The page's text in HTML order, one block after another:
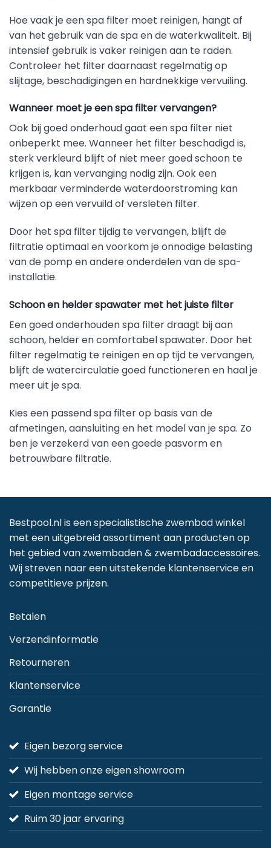
Hoe vaak je een spa filter moet reinigen, hangt af
van het gebruik van de spa en de waterkwaliteit. Bij
intensief gebruik is vaker reinigen aan te raden.
Controleer het filter daarnaast regelmatig op
slijtage, beschadigingen en hardnekkige vervuiling.
Wanneer moet je een spa filter vervangen?
Ook bij goed onderhoud gaat een spa filter niet
onbeperkt mee. Wanneer het filter beschadigd is,
sterk verkleurd blijft of niet meer goed schoon te
krijgen is, kan vervanging nodig zijn. Ook een
merkbaar verminderde waterdoorstroming kan
wijzen op een vervuild of versleten filter.
Door het spa filter tijdig te vervangen, blijft de
filtratie optimaal en voorkom je onnodige belasting
van de pomp en andere onderdelen van de spa-
installatie.
Schoon en helder spawater met het juiste filter
Een goed onderhouden spa filter draagt bij aan
schoon, helder en comfortabel spawater. Door het
filter regelmatig te reinigen en op tijd te vervangen,
blijft de watercirculatie goed functioneren en haal je
meer uit je spa.
Kies een passend spa filter op basis van de
afmetingen, aansluiting en het model van je spa. Zo
ben je verzekerd van een goede pasvorm en
betrouwbare filtratie.
Bestpool.nl is een specialistische zwembad winkel
met een uitgebreid assortiment aan producten op
het gebied van zwembaden & zwembadaccessoires.
Wij streven naar een uitstekende klantenservice en
competitieve prijzen.
Betalen
Verzendinformatie
Retourneren
Klantenservice
Garantie
Eigen bezorg service
Wij hebben onze eigen showroom
Eigen montage service
Ruim 30 jaar ervaring